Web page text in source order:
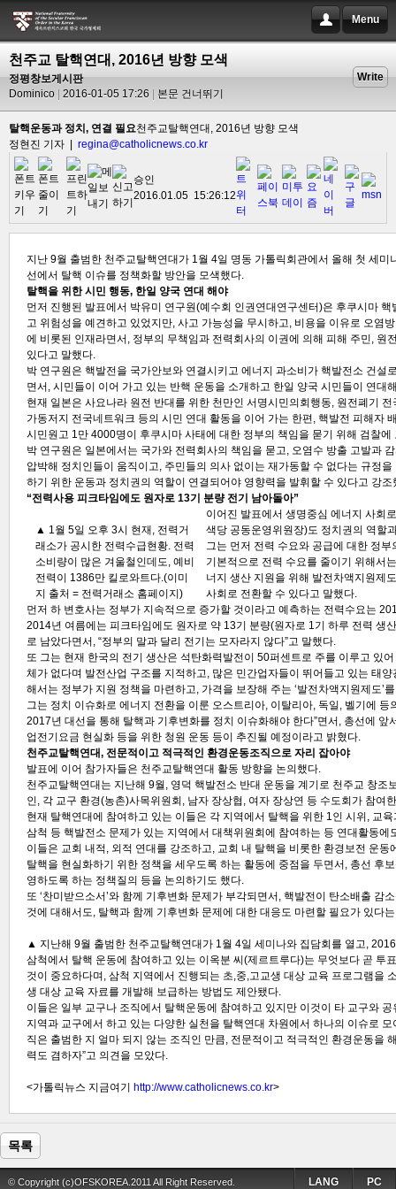
Menu
천주교 탈핵연대, 2016년 방향 모색
정평창보게시판
Dominico
2016-01-05 17:26 본문 건너뛰기
Write
탈핵운동과 정치, 연결 필요천주교탈핵연대, 2016년 방향 모색
정현진 기자 | regina@catholicnews.co.kr
승인
2016.01.05 15:26:12
지난 9월 출범한 천주교탈핵연대가 1월 4일 명동 가톨릭회관에서 올해 첫 세
선에서 탈핵 이슈를 정책화할 방안을 모색했다.
탈핵을 위한 시민 행동, 한일 양국 연대 해야
먼저 진행된 발표에서 박유미 연구원(예수회 인권연대연구센터)은 후쿠시마
고 위험성을 예견하고 있었지만, 사고 가능성을 무시하고, 비용을 이유로 오염
에 비롯된 인재라면서, 정부의 무책임과 전력회사의 이권에 의해 피해 주민, 원
있다고 말했다.
박 연구원은 핵발전을 국가안보와 연결시키고 에너지 과소비가 핵발전소 건설
면서, 시민들이 이어 가고 있는 반핵 운동을 소개하고 한일 양국 시민들이 연대
현재 일본은 사요나라 원전 반대를 위한 천만인 서명시민의회행동, 원전폐기
가동저지 전국네트워크 등의 시민 연대 활동을 이어 가는 한편, 핵발전 피해자
시민원고 1만 4000명이 후쿠시마 사태에 대한 정부의 책임을 묻기 위해 검찰
박 연구원은 일본에서는 국가와 전력회사의 책임을 묻고, 오염수 방출 고발과
압박해 정치인들이 움직이고, 주민들의 의사 없이는 재가동할 수 없다는 규정
하기 위한 운동과 정치권의 역할이 연결되어야 영향력을 발휘할 수 있다고 강조
“전력사용 피크타임에도 원자로 13기 분량 전기 남아돌아”
▲ 1월 5일 오후 3시 현재, 전력거
래소가 공시한 전력수급현황. 전력
소비량이 많은 겨울철인데도, 예비
전력이 1386만 킬로와트다.(이미
지 출처 = 전력거래소 홈페이지)
이어진 발표에서 생명중심 에너지 사회
색당 공동운영위원장)도 정치권의 역할
그는 먼저 전력 수요와 공급에 대한 정
기본적으로 전력 수요를 줄이기 위해서
너지 생산 지원을 위해 발전차액지원제
사회로 전환할 수 있다고 말했다.
먼저 하 변호사는 정부가 지속적으로 증가할 것이라고 예측하는 전력수요는
2014년 여름에는 피크타임에도 원자로 약 13기 분량(원자로 1기 하루 전력 생
로 남았다면서, “정부의 말과 달리 전기는 모자라지 않다”고 말했다.
또 그는 현재 한국의 전기 생산은 석탄화력발전이 50퍼센트로 주를 이루고 있
체가 없다며 발전산업 구조를 지적하고, 많은 민간업자들이 뛰어들고 있는 태
해서는 정부가 지원 정책을 마련하고, 가격을 보장해 주는 ‘발전차액지원제도’
그는 정치 이슈화로 에너지 전환을 이룬 오스트리아, 이탈리아, 독일, 벨기에 등
2017년 대선을 통해 탈핵과 기후변화를 정치 이슈화해야 한다”면서, 총선에
업전기요금 현실화 등을 위한 청원 운동 등이 추진될 예정이라고 밝혔다.
천주교탈핵연대, 전문적이고 적극적인 환경운동조직으로 자리 잡아야
발표에 이어 참가자들은 천주교탈핵연대 활동 방향을 논의했다.
천주교탈핵연대는 지난해 9월, 영덕 핵발전소 반대 운동을 계기로 천주교 창조
인, 각 교구 환경(농촌)사목위원회, 남자 장상협, 여자 장상연 등 수도회가 참여
현재 탈핵연대에 참여하고 있는 이들은 각 지역에서 탈핵을 위한 1인 시위, 교
삼척 등 핵발전소 문제가 있는 지역에서 대책위원회에 참여하는 등 연대활동에
이들은 교회 내적, 외적 연대를 강조하고, 교회 내 탈핵을 비롯한 환경보전 운
탈핵을 현실화하기 위한 정책을 세우도록 하는 활동에 중점을 두면서, 총선 후
영하도록 하는 정책질의 등을 논의하기도 했다.
또 ‘찬미받으소서’와 함께 기후변화 문제가 부각되면서, 핵발전이 탄소배출 감
것에 대해서도, 탈핵과 함께 기후변화 문제에 대한 대응도 마련할 필요가 있다
▲ 지난해 9월 출범한 천주교탈핵연대가 1월 4일 세미나와 집담회를 열고,
삼척에서 탈핵 운동에 참여하고 있는 이옥분 씨(제르트루다)는 무엇보다 곧 투
것이 중요하다며, 삼척 지역에서 진행되는 초,중,고교생 대상 교육 프로그램을
생 대상 교육 자료를 개발해 보급하는 방법도 제안됐다.
이들은 일부 교구나 조직에서 탈핵운동에 참여하고 있지만 이것이 타 교구와
지역과 교구에서 하고 있는 다양한 실천을 탈핵연대 차원에서 하나의 이슈로
직은 출범한 지 얼마 되지 않는 조직인 만큼, 전문적이고 적극적인 환경운동을
력도 겸하자”고 의견을 모았다.
<가톨릭뉴스 지금여기 http://www.catholicnews.co.kr>
목록
© Copyright (c)OFSKOREA.2011 All Right Reserved. PC
LANG